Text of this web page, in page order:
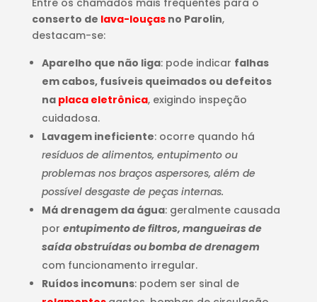
Entre os chamados mais frequentes para o
conserto de lava-louçasno Parolin,
destacam-se:
Aparelho que não liga: pode indicar falhas
em cabos, fusíveis queimados ou defeitos
na placa eletrônica, exigindo inspeção
cuidadosa.
Lavagem ineficiente: ocorre quando há
resíduos de alimentos, entupimento ou
problemas nos braços aspersores, além de
possível desgaste de peças internas.
Má drenagem da água: geralmente causada
por entupimento de filtros, mangueiras de
saída obstruídas ou bomba de drenagem
com funcionamento irregular.
Ruídos incomuns: podem ser sinal de